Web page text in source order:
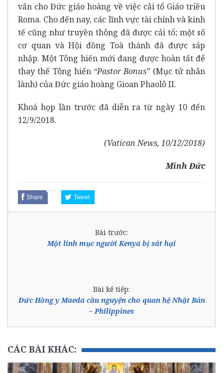
vấn cho Đức giáo hoàng về việc cải tổ Giáo triều
Roma. Cho đến nay, các lĩnh vực tài chính và kinh
tế cũng như truyền thông đã được cải tổ; một số
cơ quan và Hội đồng Toà thánh đã được sáp
nhập. Một Tông hiến mới đang được hoàn tất để
thay thế Tông hiến “Pastor Bonus”(Mục tử nhân
lành) của Đức giáo hoàng Gioan Phaolô II.
Khoá họp lần trước đã diễn ra từ ngày 10 đến
12/9/2018.
(Vatican News, 10/12/2018)
Minh Đức
Share Tweet
Bài trước:
Một linh mục người Kenya bị sát hại
Bài kế tiếp:
Đức Hồng y Maeda cầu nguyện cho quan hệ Nhật Bản
– Philippines
CÁC BÀI KHÁC: